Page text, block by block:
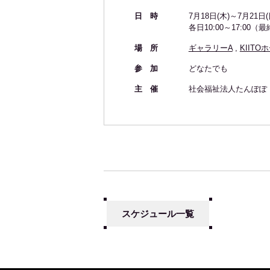
日 時
7月18日(木)～7月21日(
各日10:00～17:00（最
場 所 ギャラリーA, KIITO
参 加 どなたでも
主 催 社会福祉法人たん
スケジュール一覧